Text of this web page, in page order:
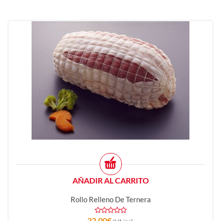
AÑADIR AL CARRITO
Rollo Relleno De Ternera